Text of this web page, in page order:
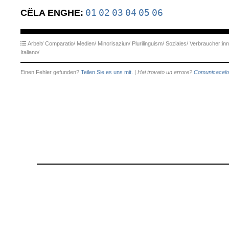
CËLA ENGHE: 01 02 03 04 05 06
Arbeit/ Comparatio/ Medien/ Minorisaziun/ Plurilinguism/ Soziales/
Italiano/
Einen Fehler gefunden? Teilen Sie es uns mit. | Hai trovato un errore? Comunicacelo.